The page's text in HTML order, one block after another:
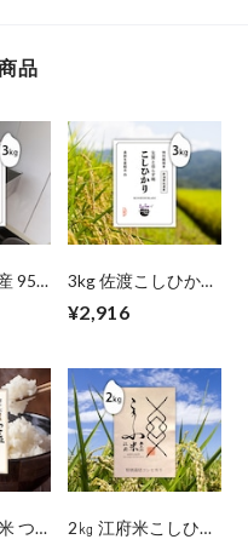
品
95
3kg 佐渡こしひかり
¥2,916
つ
2㎏ 江府米こしひか